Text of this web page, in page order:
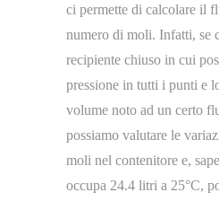
ci permette di calcolare il
numero di moli. Infatti, se
recipiente chiuso in cui
pressione in tutti i punti e
volume noto ad un certo
possiamo valutare le
moli nel contenitore e,
occupa 24.4 litri a 25°C,